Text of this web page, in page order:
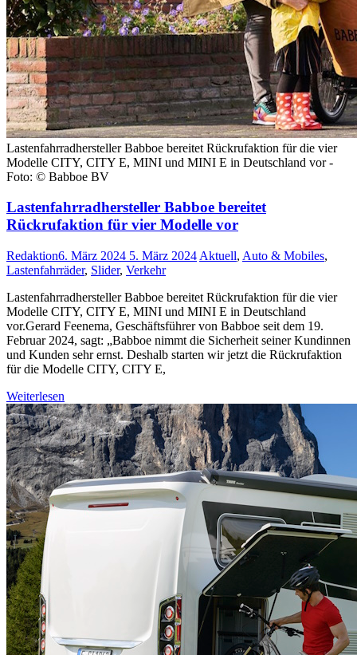
Lastenfahrradhersteller Babboe bereitet Rückrufaktion für die vier
Modelle CITY, CITY E, MINI und MINI E in Deutschland vor -
Foto: © Babboe BV
Lastenfahrradhersteller Babboe bereitet
Rückrufaktion für vier Modelle vor
Redaktion6. März 2024 5. März 2024 Aktuell, Auto & Mobiles,
Lastenfahrräder, Slider, Verkehr
Lastenfahrradhersteller Babboe bereitet Rückrufaktion für die vier
Modelle CITY, CITY E, MINI und MINI E in Deutschland
vor.Gerard Feenema, Geschäftsführer von Babboe seit dem 19.
Februar 2024, sagt: „Babboe nimmt die Sicherheit seiner Kundinnen
und Kunden sehr ernst. Deshalb starten wir jetzt die Rückrufaktion
für die Modelle CITY, CITY E,
Weiterlesen